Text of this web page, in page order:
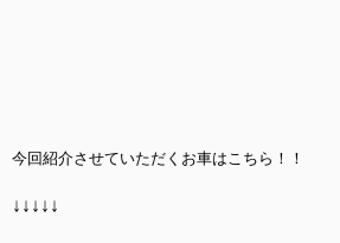
今回紹介させていただくお車はこちら！！
↓↓↓↓↓